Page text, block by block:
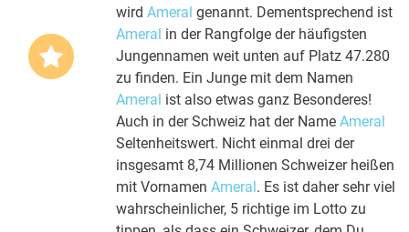
wird Ameral genannt. Dementsprechend ist
Ameral in der Rangfolge der häufigsten
Jungennamen weit unten auf Platz 47.280
zu finden. Ein Junge mit dem Namen
Ameral ist also etwas ganz Besonderes!
Auch in der Schweiz hat der Name Ameral
Seltenheitswert. Nicht einmal drei der
insgesamt 8,74 Millionen Schweizer heißen
mit Vornamen Ameral. Es ist daher sehr viel
wahrscheinlicher, 5 richtige im Lotto zu